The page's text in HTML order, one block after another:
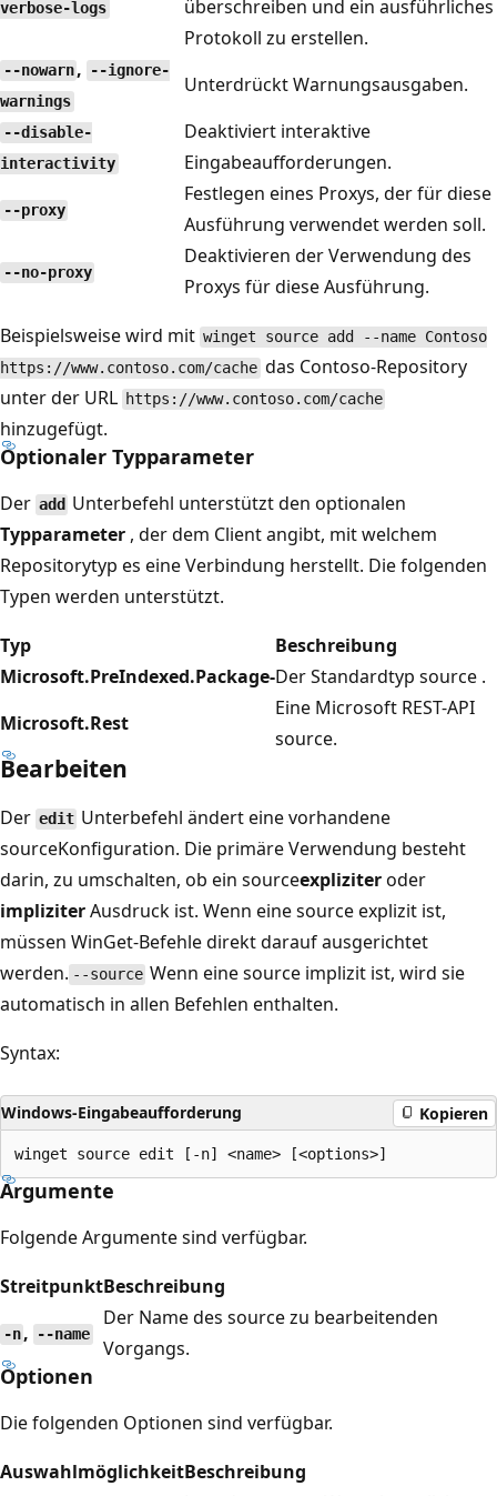
verbose-logs
überschreiben und ein ausführliches
Protokoll zu erstellen.
--nowarn ,
--ignore-
warnings
Unterdrückt Warnungsausgaben.
--disable-
interactivity
Deaktiviert interaktive
Eingabeaufforderungen.
--proxy
Festlegen eines Proxys, der für diese
Ausführung verwendet werden soll.
--no-proxy
Deaktivieren der Verwendung des
Proxys für diese Ausführung.
Beispielsweise wird mit winget source add --name Contoso
https://www.contoso.com/cache das Contoso-Repository
unter der URL https://www.contoso.com/cache
hinzugefügt.
Optionaler Typparameter
Der add Unterbefehl unterstützt den optionalen
Typparameter , der dem Client angibt, mit welchem
Repositorytyp es eine Verbindung herstellt. Die folgenden
Typen werden unterstützt.
Typ
Beschreibung
Microsoft.PreIndexed.Package-Der Standardtyp source .
Microsoft.Rest
Eine Microsoft REST-API
source.
Bearbeiten
Der edit Unterbefehl ändert eine vorhandene
sourceKonfiguration. Die primäre Verwendung besteht
darin, zu umschalten, ob ein sourceexpliziteroder
impliziterAusdruck ist. Wenn eine source explizit ist,
müssen WinGet-Befehle direkt darauf ausgerichtet
werden. --source Wenn eine source implizit ist, wird sie
automatisch in allen Befehlen enthalten.
Syntax:
Windows-Eingabeaufforderung Kopieren
Argumente
Folgende Argumente sind verfügbar.
StreitpunktBeschreibung
-n , --name
Der Name des source zu bearbeitenden
Vorgangs.
Optionen
Die folgenden Optionen sind verfügbar.
AuswahlmöglichkeitBeschreibung